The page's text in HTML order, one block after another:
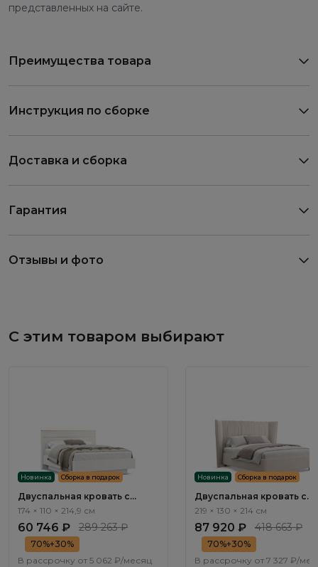
представленных на сайте.
Преимущества товара
Инструкция по сборке
Доставка и сборка
Гарантия
Отзывы и фото
С этим товаром выбирают
Новинка Сборка в подарок
Двуспальная кровать с
подъемным механизмом
Тиара / Tiara RT201.1
174 × 110 × 214,9 см
60 746 ₽ 289 263 ₽
70%+30%
В рассрочку от 5 062 ₽/месяц
Новинка Сборка в подарок
Двуспальная кровать с
подъемным механизмом
219 × 130 × 214 см
87 920 ₽ 418 663 ₽
70%+30%
В рассрочку от 7 327 ₽/